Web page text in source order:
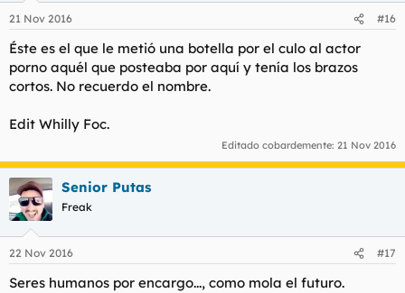
21 Nov 2016 #16
Éste es el que le metió una botella por el culo al actor
porno aquél que posteaba por aquí y tenía los brazos
cortos. No recuerdo el nombre.
Edit Whilly Foc.
Editado cobardemente: 21 Nov 2016
Senior Putas
Freak
22 Nov 2016 #17
Seres humanos por encargo..., como mola el futuro.